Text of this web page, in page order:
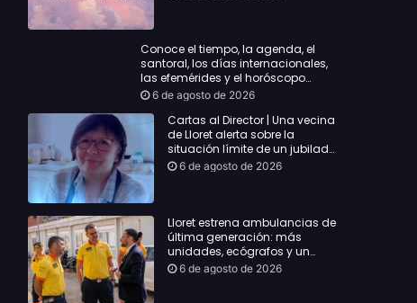
Conoce el tiempo, la agenda, el
santoral, los días internacionales,
las efemérides y el horóscopo…
6 de agosto de 2026
Cartas al Director | Una vecina
de Lloret alerta sobre la
situación límite de un jubilado
de 65 años y pide una
6 de agosto de 2026
Lloret estrena ambulancias de
última generación: más
unidades, ecógrafos y un
servicio reforzado las 24 horas
6 de agosto de 2026